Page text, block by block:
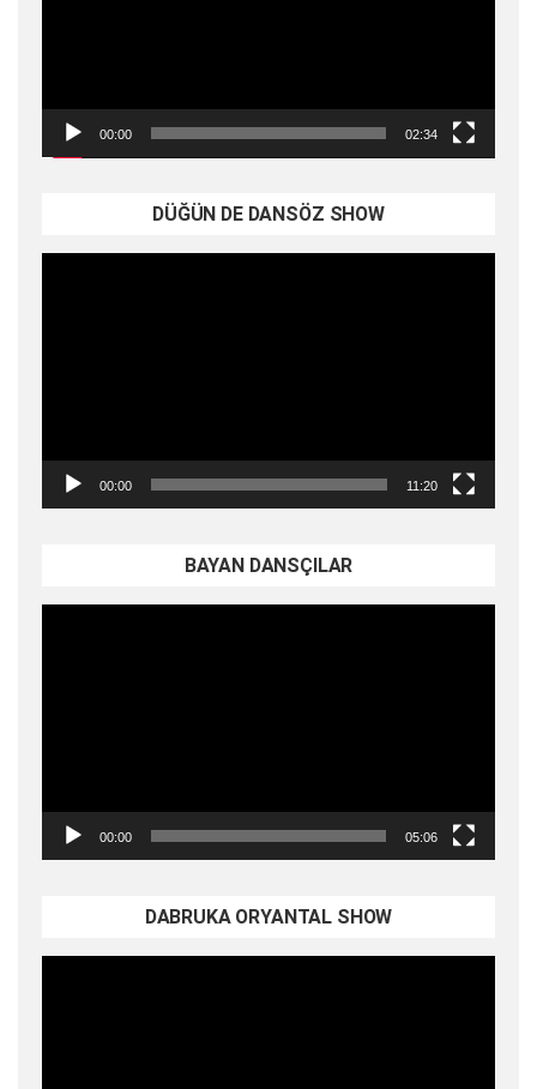
00:00 02:34
DÜĞÜN DE DANSÖZ SHOW
00:00 11:20
BAYAN DANSÇILAR
00:00 05:06
DABRUKA ORYANTAL SHOW